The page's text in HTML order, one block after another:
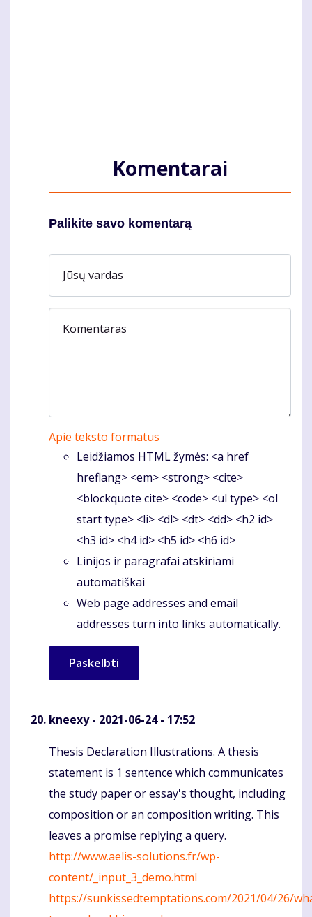
Komentarai
Palikite savo komentarą
Jūsų vardas
Komentaras
Apie teksto formatus
Leidžiamos HTML žymės: <a href
hreflang> <em> <strong> <cite>
<blockquote cite> <code> <ul type> <ol
start type> <li> <dl> <dt> <dd> <h2 id>
<h3 id> <h4 id> <h5 id> <h6 id>
Linijos ir paragrafai atskiriami
automatiškai
Web page addresses and email
addresses turn into links automatically.
kneexy- 2021-06-24 - 17:52
Komentaras
Thesis Declaration Illustrations. A thesis
statement is 1 sentence which communicates
the study paper or essay's thought, including
composition or an composition writing. This
leaves a promise replying a query.
http://www.aelis-solutions.fr/wp-
content/_input_3_demo.html
https://sunkissedtemptations.com/2021/04/26/